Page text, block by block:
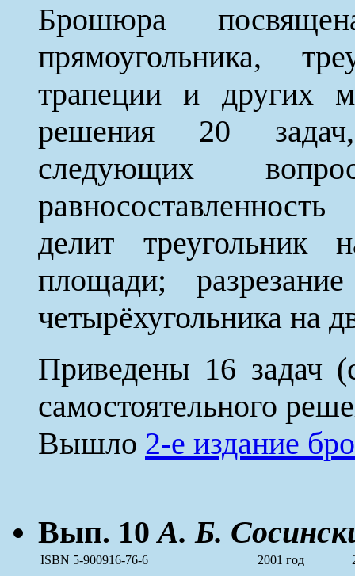
Брошюра
прямоугольника,
трапеции и других
решения 20 задач,
следующих
делит треугольник
площади;
четырёхугольника на
Приведены 16 задач
самостоятельного
Вышло 2-е издание
Вып. 10А. Б.
ISBN 5-900916-76-6 2001 год